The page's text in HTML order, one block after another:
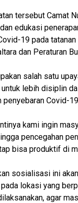
tersebut Camat
edukasi
19 pada
dan Peraturan
salah satu
lebih disiplin
penyebaran Covid-
kami ingin
pencegahan
bisa produktif di
sosialisasi ini
lokasi yang
agar